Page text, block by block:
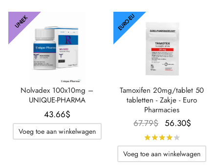
UNIEK
Nolvadex 100x10mg –
UNIQUE-PHARMA
43.66$
Voeg toe aan winkelwagen
EURO-EU
Tamoxifen 20mg/tablet 50
tabletten - Zakje - Euro
Pharmacies
67.79$ Oorspronkelijke
prijs was:
67.79$.
56.30$
prijs is:
Voeg toe aan winkelwagen